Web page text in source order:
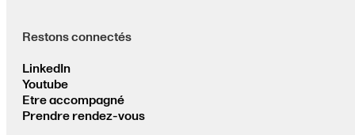
Restons connectés
LinkedIn
Youtube
Etre accompagné
Prendre rendez-vous